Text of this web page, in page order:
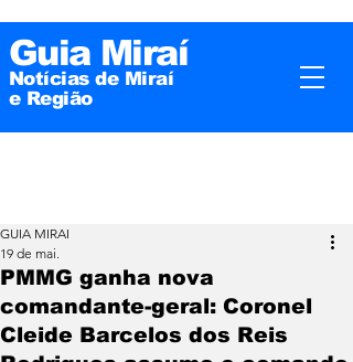
Guia Miraí
Notícias de Miraí
e Região
PMMG ganha nova
comandante-geral: Coronel
Cleide Barcelos dos Reis
GUIA MIRAI
19 de mai.